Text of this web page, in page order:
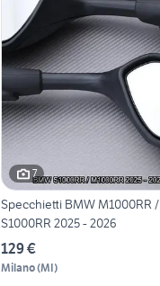
7
Specchietti BMW M1000RR /
S1000RR 2025 - 2026
129 €
Milano(MI)